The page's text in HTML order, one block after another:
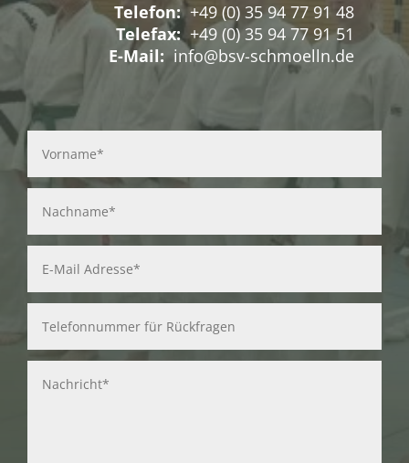
Telefon:+49 (0) 35 94 77 91 48
Telefax: +49 (0) 35 94 77 91 51
E-Mail: info@bsv-schmoelln.de